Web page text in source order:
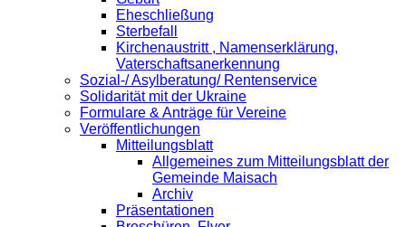
Eheschließung
Sterbefall
Kirchenaustritt , Namenserklärung,
Vaterschaftsanerkennung
Sozial-/ Asylberatung/ Rentenservice
Solidarität mit der Ukraine
Formulare & Anträge für Vereine
Veröffentlichungen
Mitteilungsblatt
Allgemeines zum Mitteilungsblatt der
Gemeinde Maisach
Archiv
Präsentationen